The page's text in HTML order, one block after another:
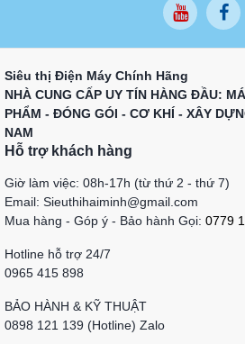
Siêu thị Điện Máy Chính Hãng
NHÀ CUNG CẤP UY TÍN HÀNG ĐẦU:
PHẨM - ĐÓNG GÓI - CƠ KHÍ - XÂY
NAM
Hỗ trợ khách hàng
Giờ làm việc: 08h-17h (từ thứ 2 - thứ 7)
Email: Sieuthihaiminh@gmail.com
Mua hàng - Góp ý - Bảo hành Gọi: 0779
Hotline hỗ trợ 24/7
0965 415 898
BẢO HÀNH & KỸ THUẬT
0898 121 139 (Hotline) Zalo